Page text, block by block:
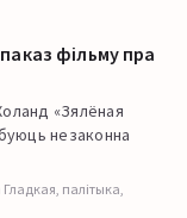
фільму пра
«Зялёная
незаконна
палітыка,